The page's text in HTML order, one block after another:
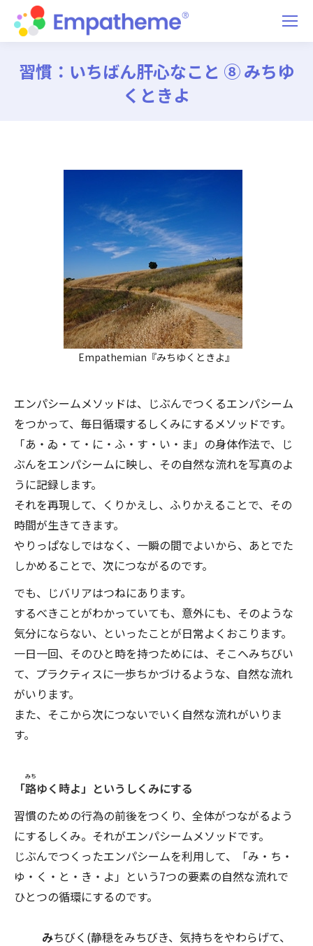
習慣：いちばん肝心なこと ⑧ みちゆ
くときよ
Empathemian『みちゆくときよ』
エンパシームメソッドは、じぶんでつくるエンパシーム
をつかって、毎日循環するしくみにするメソッドです。
「あ・ゐ・て・に・ふ・す・い・ま」の身体作法で、じ
ぶんをエンパシームに映し、その自然な流れを写真のよ
うに記録します。
それを再現して、くりかえし、ふりかえることで、その
時間が生きてきます。
やりっぱなしではなく、一瞬の間でよいから、あとでた
しかめることで、次につながるのです。
でも、じバリアはつねにあります。
するべきことがわかっていても、意外にも、そのような
気分にならない、といったことが日常よくおこります。
一日一回、そのひと時を持つためには、そこへみちびい
て、プラクティスに一歩ちかづけるような、自然な流れ
がいります。
また、そこから次につないでいく自然な流れがいりま
す。
「路
みち
ゆく時よ」というしくみにする
習慣のための行為の前後をつくり、全体がつながるよう
にするしくみ。それがエンパシームメソッドです。
じぶんでつくったエンパシームを利用して、「み・ち・
ゆ・く・と・き・よ」という7つの要素の自然な流れで
ひとつの循環にするのです。
みちびく(静穏をみちびき、気持ちをやわらげて、